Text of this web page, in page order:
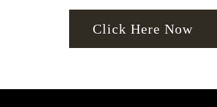
Click Here Now